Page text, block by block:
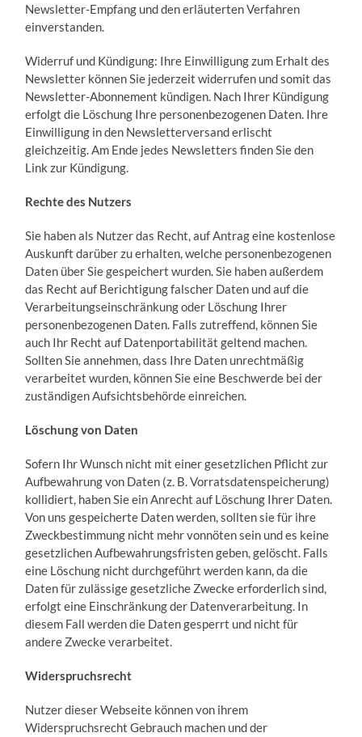
Newsletter-Empfang und den erläuterten Verfahren
einverstanden.
Widerruf und Kündigung: Ihre Einwilligung zum Erhalt des
Newsletter können Sie jederzeit widerrufen und somit das
Newsletter-Abonnement kündigen. Nach Ihrer Kündigung
erfolgt die Löschung Ihre personenbezogenen Daten. Ihre
Einwilligung in den Newsletterversand erlischt
gleichzeitig. Am Ende jedes Newsletters finden Sie den
Link zur Kündigung.
Rechte des Nutzers
Sie haben als Nutzer das Recht, auf Antrag eine kostenlose
Auskunft darüber zu erhalten, welche personenbezogenen
Daten über Sie gespeichert wurden. Sie haben außerdem
das Recht auf Berichtigung falscher Daten und auf die
Verarbeitungseinschränkung oder Löschung Ihrer
personenbezogenen Daten. Falls zutreffend, können Sie
auch Ihr Recht auf Datenportabilität geltend machen.
Sollten Sie annehmen, dass Ihre Daten unrechtmäßig
verarbeitet wurden, können Sie eine Beschwerde bei der
zuständigen Aufsichtsbehörde einreichen.
Löschung von Daten
Sofern Ihr Wunsch nicht mit einer gesetzlichen Pflicht zur
Aufbewahrung von Daten (z. B. Vorratsdatenspeicherung)
kollidiert, haben Sie ein Anrecht auf Löschung Ihrer Daten.
Von uns gespeicherte Daten werden, sollten sie für ihre
Zweckbestimmung nicht mehr vonnöten sein und es keine
gesetzlichen Aufbewahrungsfristen geben, gelöscht. Falls
eine Löschung nicht durchgeführt werden kann, da die
Daten für zulässige gesetzliche Zwecke erforderlich sind,
erfolgt eine Einschränkung der Datenverarbeitung. In
diesem Fall werden die Daten gesperrt und nicht für
andere Zwecke verarbeitet.
Widerspruchsrecht
Nutzer dieser Webseite können von ihrem
Widerspruchsrecht Gebrauch machen und der